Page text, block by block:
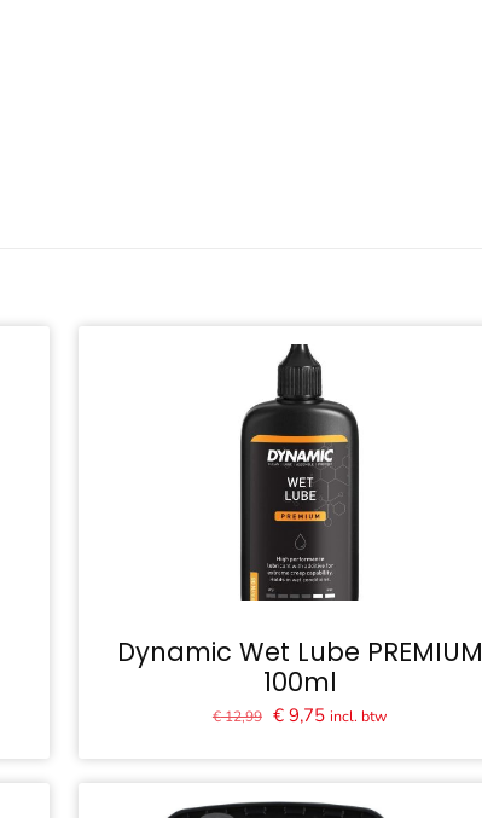
Dynamic Wet Lube PREMIUM
100ml
€12,99 Oorspronkelijke
€ 12,99.
€9,75Huidige
€ 9,75.
incl. btw